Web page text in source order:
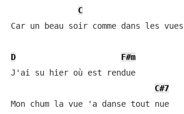
C
Car un beau soir comme dans les
D
F#m
J'ai su hier où est rendue
C#7
Mon chum la vue 'a danse tout nue